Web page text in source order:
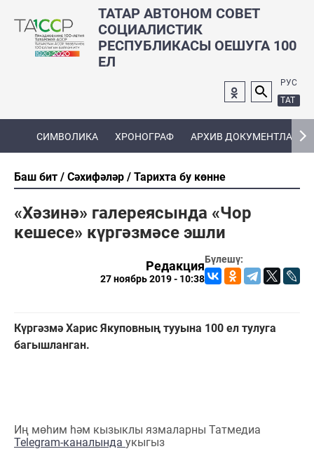
ТАТАР АВТОНОМ СОВЕТ
СОЦИАЛИСТИК
РЕСПУБЛИКАСЫ ОЕШУГА 100
ЕЛ
РУС
ТАТ
СИМВОЛИКА ХРОНОГРАФ АРХИВ ДОКУМЕНТЛАРЫ
Баш бит Сәхифәләр Тарихта бу көнне
«Хәзинә» галереясында «Чор
кешесе» күргәзмәсе эшли
Бүлешү:
Редакция
27 ноябрь 2019 - 10:38
Күргәзмә Харис Якуповның тууына 100 ел тулуга
багышланган.
Иң мөһим һәм кызыклы язмаларны Татмедиа
Telegram-каналында укыгыз